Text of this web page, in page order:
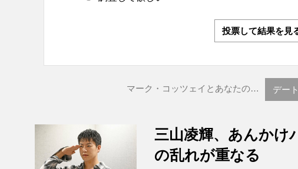
投票して結果を見
マーク・コッツェイとあなたの… デー
三山凌輝、あんかけ
の乱れが重なる